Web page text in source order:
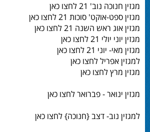
מגזין חנוכה נוב' 21 לחצו כאן
מגזין ספט-אוקט' סוכות 21 לחצו כאן
מגזין אוג ראש השנה 21 לחצו כאן
מגזין יוני יולי 21 לחצו כאן
מגזין מאי- יוני 21 לחצו כאן
למגזין אפריל לחצו כאן
מגזין מרץ לחצו כאן
מגזין ינואר - פברואר לחצו כאן
למגזין נוב- דצב {חנוכה} לחצו כאן